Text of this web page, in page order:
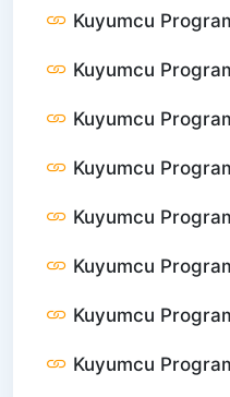
Kuyumcu
Kuyumcu
Kuyumcu
Kuyumcu
Kuyumcu
Kuyumcu
Kuyumcu
Kuyumcu